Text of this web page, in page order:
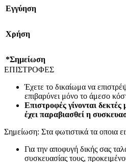
Εγγύηση
Χρήση
*Σημείωση
ΕΠΙΣΤΡΟΦΕΣ
Έχετε το δικαίωμα να
επιβαρύνει μόνο το άμεσο
Επιστροφές γίνονται
έχει παραβιασθεί η
Σημείωση: Στα φωτιστικά τα οποια
Για την αποφυγή δικής σας
συσκευασίας τους,